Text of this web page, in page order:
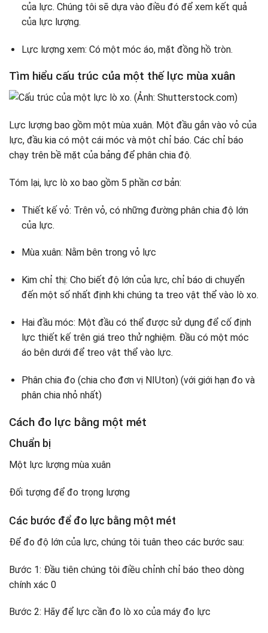
của lực. Chúng tôi sẽ dựa vào điều đó để xem kết quả
của lực lượng.
Lực lượng xem: Có một móc áo, mặt đồng hồ tròn.
Tìm hiểu cấu trúc của một thế lực mùa xuân
Lực lượng bao gồm một mùa xuân. Một đầu gắn vào vỏ của
lực, đầu kia có một cái móc và một chỉ báo. Các chỉ báo
chạy trên bề mặt của bảng để phân chia độ.
Tóm lại, lực lò xo bao gồm 5 phần cơ bản:
Thiết kế vỏ: Trên vỏ, có những đường phân chia độ lớn
của lực.
Mùa xuân: Nằm bên trong vỏ lực
Kim chỉ thị: Cho biết độ lớn của lực, chỉ báo di chuyển
đến một số nhất định khi chúng ta treo vật thể vào lò xo.
Hai đầu móc: Một đầu có thể được sử dụng để cố định
lực thiết kế trên giá treo thử nghiệm. Đầu có một móc
áo bên dưới để treo vật thể vào lực.
Phân chia đo (chia cho đơn vị NIUton) (với giới hạn đo và
phân chia nhỏ nhất)
Cách đo lực bằng một mét
Chuẩn bị
Một lực lượng mùa xuân
Đối tượng để đo trọng lượng
Các bước để đo lực bằng một mét
Để đo độ lớn của lực, chúng tôi tuân theo các bước sau:
Bước 1: Đầu tiên chúng tôi điều chỉnh chỉ báo theo dòng
chính xác 0
Bước 2: Hãy để lực cần đo lò xo của máy đo lực